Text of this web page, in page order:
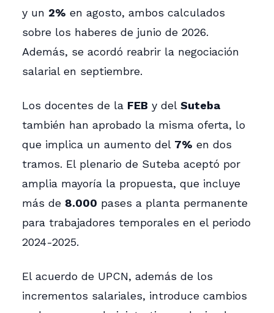
y un 2% en agosto, ambos calculados
sobre los haberes de junio de 2026.
Además, se acordó reabrir la negociación
salarial en septiembre.
Los docentes de la FEB y del Suteba
también han aprobado la misma oferta, lo
que implica un aumento del 7% en dos
tramos. El plenario de Suteba aceptó por
amplia mayoría la propuesta, que incluye
más de 8.000 pases a planta permanente
para trabajadores temporales en el periodo
2024-2025.
El acuerdo de UPCN, además de los
incrementos salariales, introduce cambios